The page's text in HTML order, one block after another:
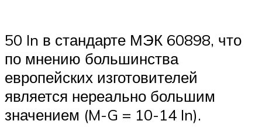
50 In в стандарте МЭК 60898, что
по мнению большинства
европейских изготовителей
является нереально большим
значением (M-G = 10-14 In).